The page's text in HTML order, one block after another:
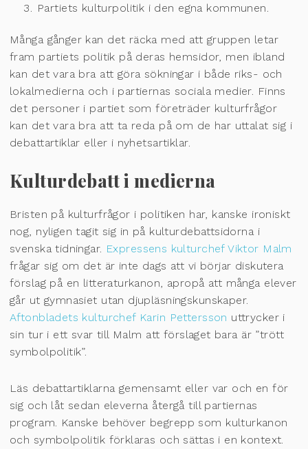
Partiets kulturpolitik i den egna kommunen.
Många gånger kan det räcka med att gruppen letar
fram partiets politik på deras hemsidor, men ibland
kan det vara bra att göra sökningar i både riks- och
lokalmedierna och i partiernas sociala medier. Finns
det personer i partiet som företräder kulturfrågor
kan det vara bra att ta reda på om de har uttalat sig i
debattartiklar eller i nyhetsartiklar.
Kulturdebatt i medierna
Bristen på kulturfrågor i politiken har, kanske ironiskt
nog, nyligen tagit sig in på kulturdebattsidorna i
svenska tidningar. Expressens kulturchef Viktor Malm
frågar sig om det är inte dags att vi börjar diskutera
förslag på en litteraturkanon, apropå att många elever
går ut gymnasiet utan djupläsningskunskaper.
Aftonbladets kulturchef Karin Pettersson uttrycker i
sin tur i ett svar till Malm att förslaget bara är ”trött
symbolpolitik”.
Läs debattartiklarna gemensamt eller var och en för
sig och låt sedan eleverna återgå till partiernas
program. Kanske behöver begrepp som kulturkanon
och symbolpolitik förklaras och sättas i en kontext.